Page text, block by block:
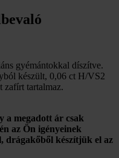
gyémántokkal díszítve.
készült, 0,06 ct H/VS2
zafírt tartalmaz.
a megadott ár csak
az Ön igényeinek
drágakőből készítjük el az